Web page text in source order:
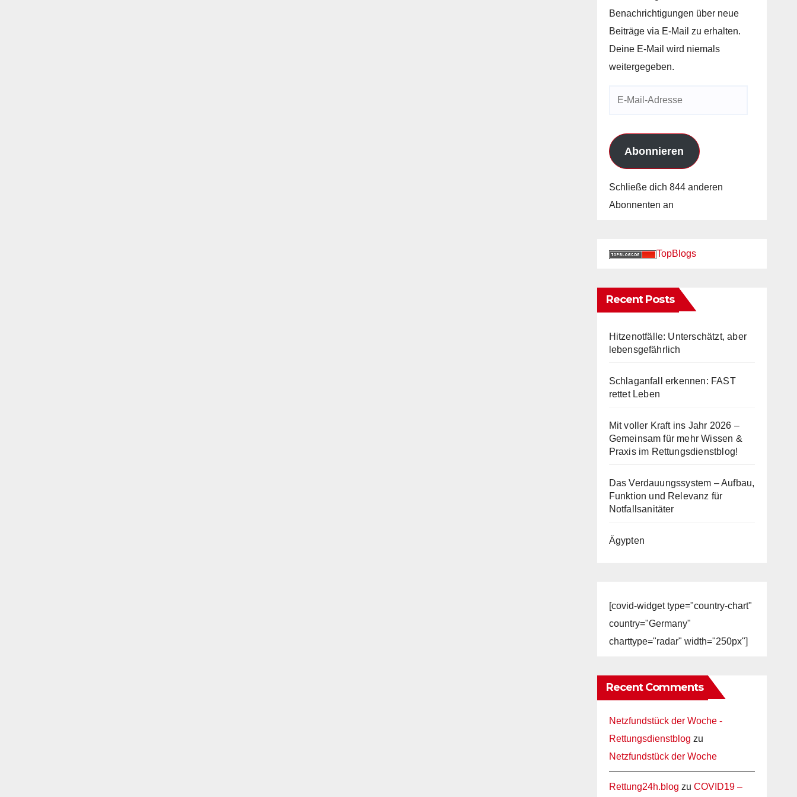
Benachrichtigungen über neue
Beiträge via E-Mail zu erhalten.
Deine E-Mail wird niemals
weitergegeben.
Abonnieren
Schließe dich 844 anderen
Abonnenten an
TopBlogs
Recent Posts
Hitzenotfälle: Unterschätzt, aber
lebensgefährlich
Schlaganfall erkennen: FAST
rettet Leben
Mit voller Kraft ins Jahr 2026 –
Gemeinsam für mehr Wissen &
Praxis im Rettungsdienstblog!
Das Verdauungssystem – Aufbau,
Funktion und Relevanz für
Notfallsanitäter
Ägypten
[covid-widget type="country-chart"
country="Germany"
charttype="radar" width="250px"]
Recent Comments
Netzfundstück der Woche -
Rettungsdienstblog zu
Netzfundstück der Woche
Rettung24h.blog zu COVID19 –